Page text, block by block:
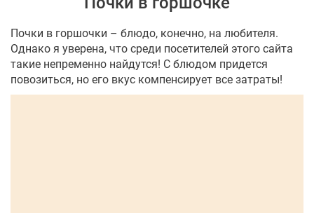
Почки в горшочки – блюдо, конечно, на любителя.
Однако я уверена, что среди посетителей этого сайта
такие непременно найдутся! С блюдом придется
повозиться, но его вкус компенсирует все затраты!